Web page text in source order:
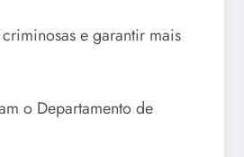
e garantir mais
o Departamento de